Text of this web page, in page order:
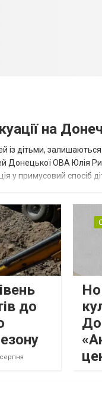
на
із дітьми,
Донецької ОВА Юлія
у примусовий спосіб
до